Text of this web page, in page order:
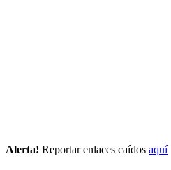
Alerta! Reportar enlaces caídos aquí